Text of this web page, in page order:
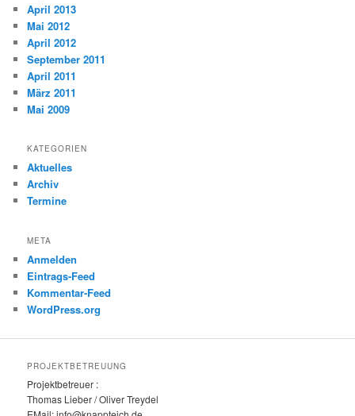
April 2013
Mai 2012
April 2012
September 2011
April 2011
März 2011
Mai 2009
KATEGORIEN
Aktuelles
Archiv
Termine
META
Anmelden
Eintrags-Feed
Kommentar-Feed
WordPress.org
PROJEKTBETREUUNG
Projektbetreuer :
Thomas Lieber / Oliver Treydel